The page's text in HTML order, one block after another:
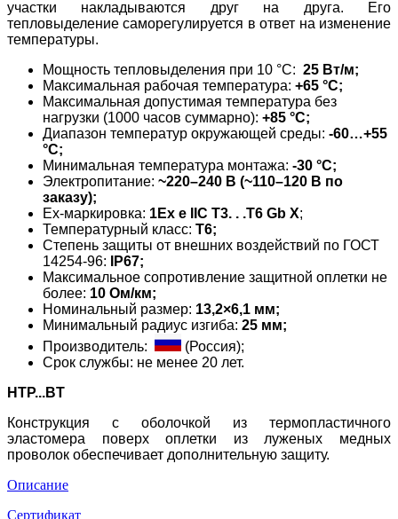
участки накладываются друг на друга. Его
тепловыделение саморегулируется в ответ на изменение
температуры.
Мощность тепловыделения при 10 °C: 25 Вт/м;
Максимальная рабочая температура: +65 °C;
Максимальная допустимая температура без
нагрузки (1000 часов суммарно): +85 °C;
Диапазон температур окружающей среды: -60…+55
°С;
Минимальная температура монтажа: -30 °С;
Электропитание: ~220–240 В (~110–120 В по
заказу);
Ех-маркировка: 1Ех е IIС Т3. . .Т6 Gb X;
Температурный класс: Т6;
Степень защиты от внешних воздействий по ГОСТ
14254-96:
IP67;
Максимальное сопротивление защитной оплетки не
более: 10 Oм/км;
Номинальный размер: 13,2×6,1 мм;
Минимальный радиус изгиба: 25 мм;
Производитель:
(Россия);
Срок службы: не менее 20 лет.
HTP...BТ
Конструкция с оболочкой из термопластичного
эластомера поверх оплетки из луженых медных
проволок обеспечивает дополнительную защиту.
Описание
Сертификат